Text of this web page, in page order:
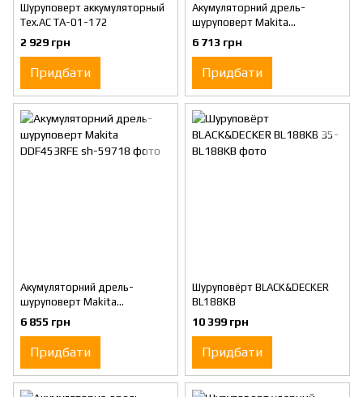
Шуруповерт аккумуляторный
Tex.AC ТА-01-172
2 929 грн
Придбати
Акумуляторний дрель-
шуруповерт Makita
DF333DWAE
6 713 грн
Придбати
Акумуляторний дрель-
шуруповерт Makita
DDF453RFE
6 855 грн
Придбати
Шуруповёрт BLACK&DECKER
BL188KB
10 399 грн
Придбати